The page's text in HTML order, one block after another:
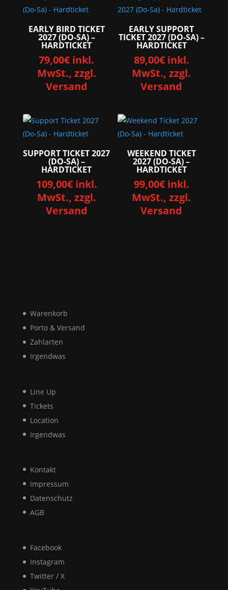
EARLY BIRD TICKET
2027 (DO-SA) –
HARDTICKET
79,00€ inkl.
MwSt., zzgl.
Versand
EARLY SUPPORT
TICKET 2027 (DO-SA) –
HARDTICKET
89,00€ inkl.
MwSt., zzgl.
Versand
SUPPORT TICKET 2027
(DO-SA) –
HARDTICKET
109,00€ inkl.
MwSt., zzgl.
Versand
WEEKEND TICKET
2027 (DO-SA) –
HARDTICKET
99,00€ inkl.
MwSt., zzgl.
Versand
Warenkorb
Porto & Versand
Zahlarten
Irgendwas
Line Up
Tickets
Location
Irgendwas
Kontakt
Impressum
Datenschutz
AGB
Facebook
Instagram
Twitter / X